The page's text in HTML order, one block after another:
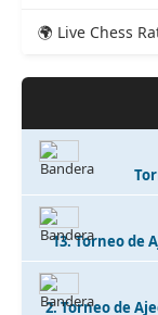
🌍 Live Chess
13. Torneo de
2. Torneo de